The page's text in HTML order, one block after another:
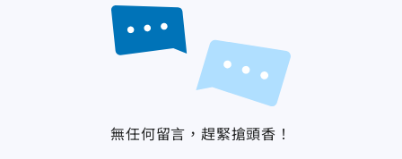
無任何留言，趕緊搶頭香！